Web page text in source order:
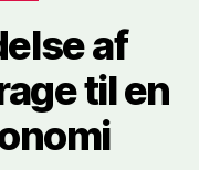
af
til en